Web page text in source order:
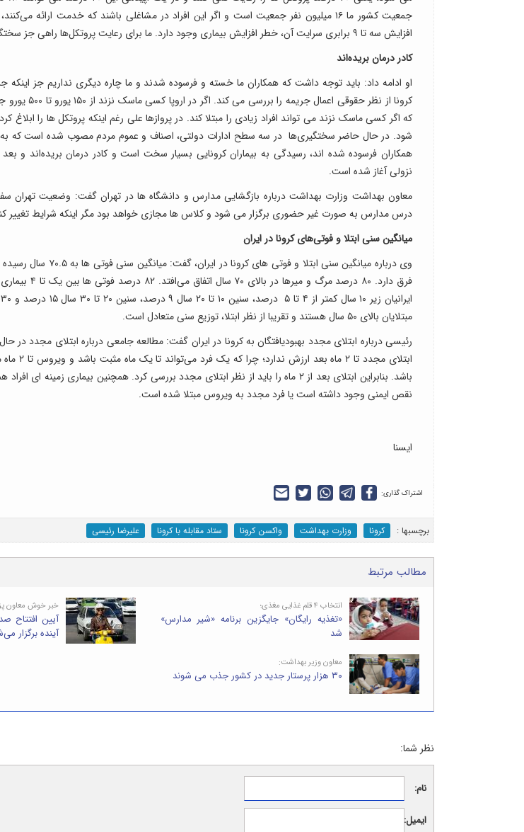
جمعیت کشور ما ۱۶ میلیون نفر جمعیت است و اگر این افراد در مشاغلی باشند که خدمت ارائه
افزایش سه تا ۹ برابری سرایت آن، خطر افزایش بیماری وجود دارد. ما برای رعایت پروتکل‌ها راهی جز سختگیری نداریم.
کادر درمان بریده‌اند
او ادامه داد: باید توجه داشت که همکاران ما خسته و فرسوده شدند و ما چاره دیگری نداریم جز اینکه
کرونا از نظر حقوقی
که اگر کسی ماسک نزند می تواند افراد زیادی را مبتلا کند. در پروازها علی رغم اینکه پروتکل ها را ابلاغ
شود. در حال حاضر سختگیری‌ها در سه سطح ادارات دولتی، اصناف و عموم مردم مصوب شده است که
همکاران فرسوده شده اند، رسیدگی به بیماران کرونایی بسیار سخت است و کادر درمان بریده‌اند و
نزولی آغاز شده است.
معاون بهداشت وزارت بهداشت درباره بازگشایی مدارس و دانشگاه ها در تهران گفت: وضعیت تهران
درس مدارس به صورت غیر حضوری برگزار می شود و کلاس ها مجازی خواهد بود مگر اینکه شرایط تغییر
میانگین سنی ابتلا و فوتی‌های کرونا در ایران
وی درباره میانگین سنی ابتلا و
فرق دارد. ۸۰ درصد مرگ و
مبتلایان بالای ۵۰ سال هستند و تقریبا از نظر ابتلا، توزیع سنی متعادل است.
رئیسی درباره ابتلای مجدد بهبودیافتگان به کرونا در ایران گفت: مطالعه جامعی درباره ابتلای مجدد در
ابتلای مجدد تا
باشد. بنابراین ابتلای بعد از ۲ ماه را باید از نظر ابتلای مجدد بررسی کرد. همچنین بیماری زمینه
نقص ایمنی وجود داشته است یا فرد مجدد به ویروس مبتلا شده است.
ایسنا
اشتراک گذاری:
برچسب‎ها : کرونا وزارت بهداشت واکسن کرونا ستاد مقابله با کرونا علیرضا رئیسی
مطالب مرتبط
انتخاب ۴ قلم غذایی مغذی؛
«تغذیه رایگان» جایگزین برنامه «شیر مدارس»
شد
خبر خوش معاون
آیین افتتاح
آینده برگزار
معاون وزیر بهداشت:
۳۰ هزار پرستار جدید در کشور جذب می‌ شوند
نظر شما:
نام:
ایمیل: